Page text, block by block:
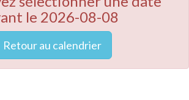
le 2026-08-08
Retour au calendrier